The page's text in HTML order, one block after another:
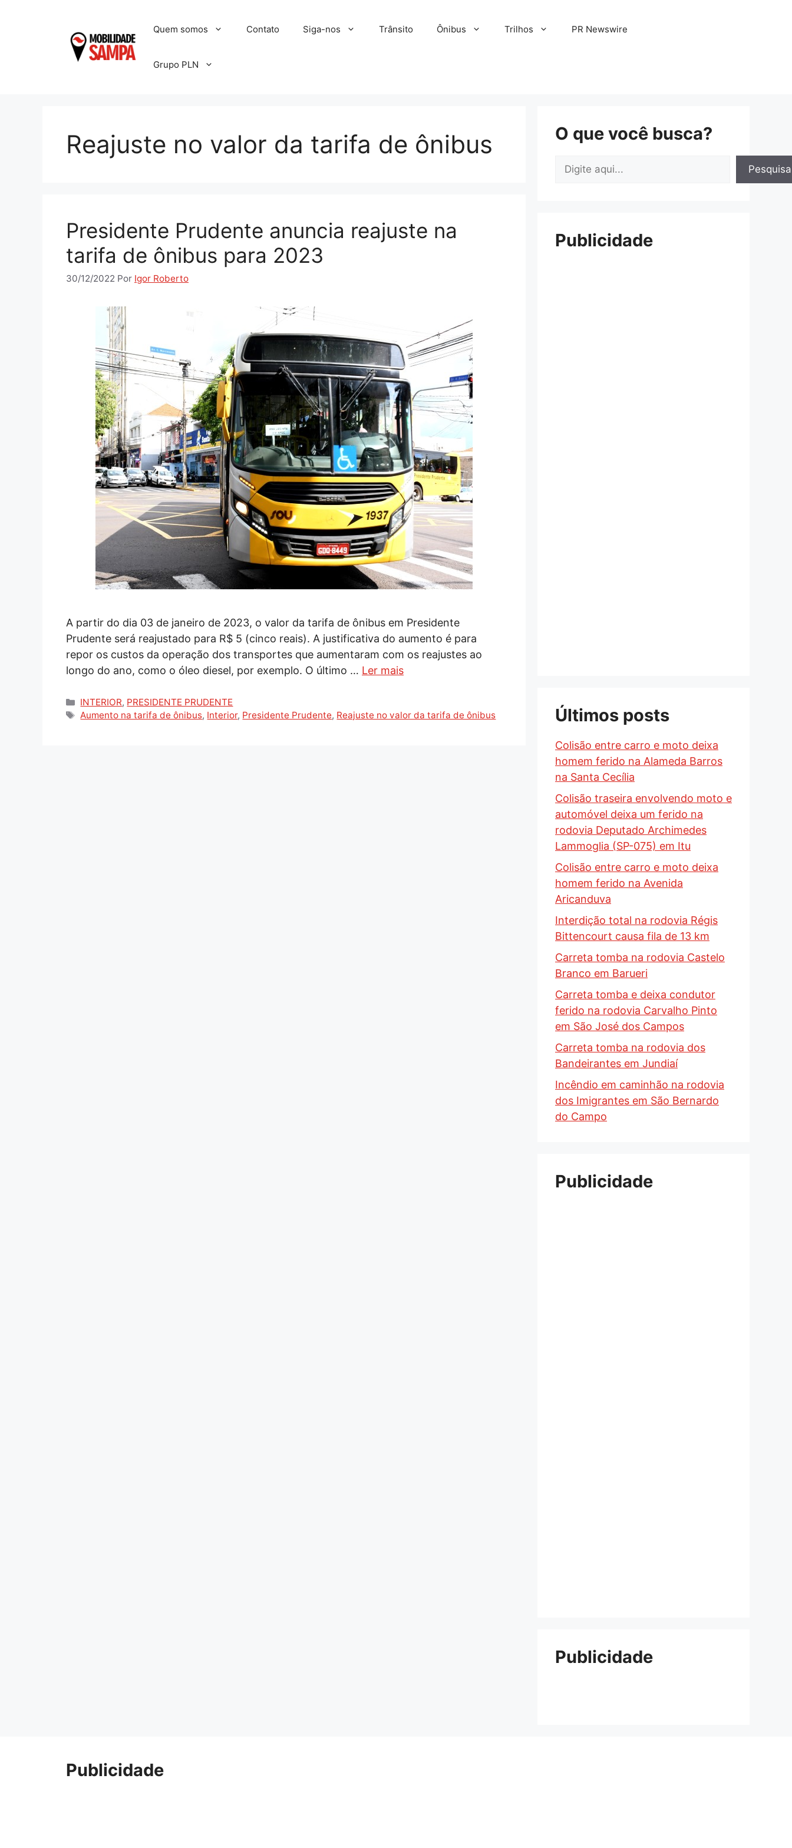
Quem somos Contato Siga-nos Trânsito Ônibus Trilhos PR Newswire
Grupo PLN
Reajuste no valor da tarifa de ônibus
Presidente Prudente anuncia reajuste na
tarifa de ônibus para 2023
30/12/2022 Por Igor Roberto
A partir do dia 03 de janeiro de 2023, o valor da tarifa de ônibus em Presidente
Prudente será reajustado para R$ 5 (cinco reais). A justificativa do aumento é para
repor os custos da operação dos transportes que aumentaram com os reajustes ao
longo do ano, como o óleo diesel, por exemplo. O último … Ler mais
Categorias
INTERIOR, PRESIDENTE PRUDENTE
Tags
Aumento na tarifa de ônibus, Interior, Presidente Prudente, Reajuste no valor da tarifa de ônibus
O que você busca?
Pesquisar
Publicidade
Últimos posts
Colisão entre carro e moto deixa
homem ferido na Alameda Barros
na Santa Cecília
Colisão traseira envolvendo moto e
automóvel deixa um ferido na
rodovia Deputado Archimedes
Lammoglia (SP-075) em Itu
Colisão entre carro e moto deixa
homem ferido na Avenida
Aricanduva
Interdição total na rodovia Régis
Bittencourt causa fila de 13 km
Carreta tomba na rodovia Castelo
Branco em Barueri
Carreta tomba e deixa condutor
ferido na rodovia Carvalho Pinto
em São José dos Campos
Carreta tomba na rodovia dos
Bandeirantes em Jundiaí
Incêndio em caminhão na rodovia
dos Imigrantes em São Bernardo
do Campo
Publicidade
Publicidade
Publicidade